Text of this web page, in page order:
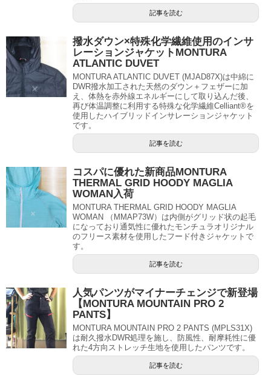
記事を読む
撥水ダウン×特殊化学繊維使用のインサ
レーションジャケットMONTURA
ATLANTIC DUVET
MONTURA ATLANTIC DUVET (MJAD87X)は中綿に
DWR撥水加工された天然のダウン＋フェザーに加
え、体熱を赤外線エネルギーにして取り込んだ後、
再び体温調整に利用する特殊な化学繊維Celliant®を
使用したハイブリッドインサレーションジャケット
です。
記事を読む
コスパに優れた新商品MONTURA
THERMAL GRID HOODY MAGLIA
WOMAN入荷
MONTURA THERMAL GRID HOODY MAGLIA
WOMAN （MMAP73W）は内側がグリッド状の起毛
になっており通気性に優れたモンチュラオリジナル
のフリース素材を使用したフード付きジャケットで
す。
記事を読む
人気パンツがマイナーチェンジで新登場
【MONTURA MOUNTAIN PRO 2
PANTS】
MONTURA MOUNTAIN PRO 2 PANTS (MPLS31X)
は耐久撥水DWR処理を施し、防風性、耐摩耗性に優
れた4方向ストレッチ生地を使用したパンツです。
記事を読む